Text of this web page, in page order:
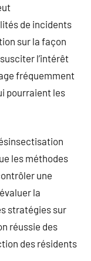
de incidents
sur la façon
l’intérêt
fréquemment
pourraient les
les méthodes
une
la
stratégies sur
réussie des
des résidents